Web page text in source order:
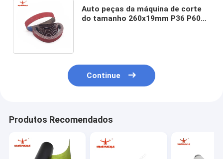
Auto peças da máquina de corte
do tamanho 260x19mm P36 P60
Continue
Produtos Recomendados